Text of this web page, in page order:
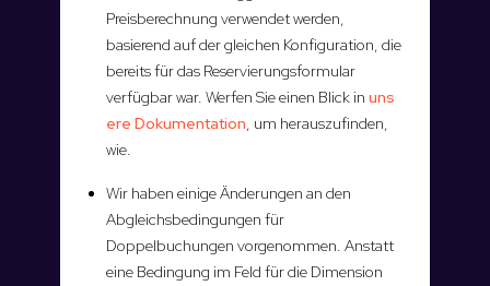
Preisberechnung verwendet werden,
basierend auf der gleichen Konfiguration, die
bereits für das Reservierungsformular
verfügbar war. Werfen Sie einen Blick in uns
ere Dokumentation, um herauszufinden,
wie.
Wir haben einige Änderungen an den
Abgleichsbedingungen für
Doppelbuchungen vorgenommen. Anstatt
eine Bedingung im Feld für die Dimension